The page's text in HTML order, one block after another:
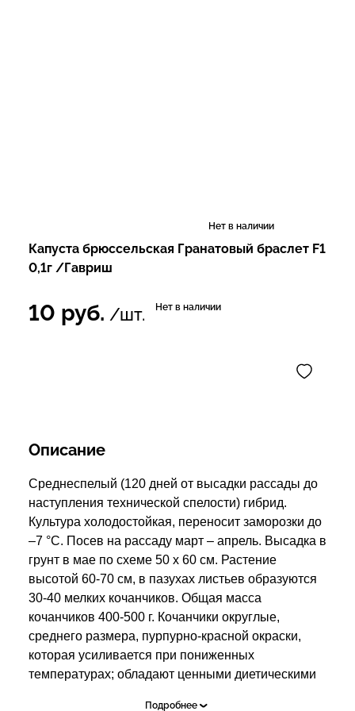
Нет в наличии
Капуста брюссельская Гранатовый браслет F1
0,1г /Гавриш
10 руб. /шт. Нет в наличии
Описание
Среднеспелый (120 дней от высадки рассады до
наступления технической спелости) гибрид.
Культура холодостойкая, переносит заморозки до
–7 °С. Посев на рассаду март – апрель. Высадка в
грунт в мае по схеме 50 х 60 см. Растение
высотой 60-70 см, в пазухах листьев образуются
30-40 мелких кочанчиков. Общая масса
кочанчиков 400-500 г. Кочанчики округлые,
среднего размера, пурпурно-красной окраски,
которая усиливается при пониженных
температурах; обладают ценными диетическими
Подробнее